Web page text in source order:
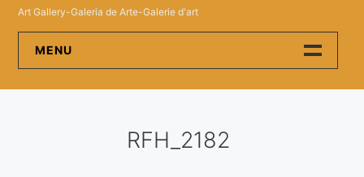
Art Gallery-Galeria de Arte-Galerie d'art
MENU
RFH_2182